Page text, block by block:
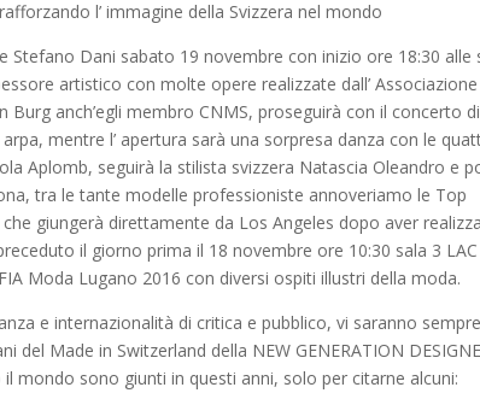
l’ immagine della Svizzera nel mondo
Dani sabato 19 novembre con inizio ore 18:30 alle
artistico con molte opere realizzate dall’ Associazione
anch’egli membro CNMS, proseguirà con il concerto di
mentre l’ apertura sarà una sorpresa danza con le
Aplomb, seguirà la stilista svizzera Natascia Oleandro e
tra le tante modelle professioniste annoveriamo le Top
giungerà direttamente da Los Angeles dopo aver
il giorno prima il 18 novembre ore 10:30 sala 3 LAC
Moda Lugano 2016 con diversi ospiti illustri della moda.
e internazionalità di critica e pubblico, vi saranno
Made in Switzerland della NEW GENERATION
mondo sono giunti in questi anni, solo per citarne alcuni: